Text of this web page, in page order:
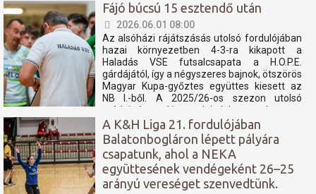
tabella második helyén álló fővárosi
együttessel....
Fájó búcsú 15 esztendő után
2026.06.01 08:00
Az alsóházi rájátszásás utolsó fordulójában
hazai környezetben 4-3-ra kikapott a
Haladás VSE futsalcsapata a H.O.P.E.
gárdájától, így a négyszeres bajnok, ötszörös
Magyar Kupa-győztes együttes kiesett az
NB I.-ből. A 2025/26-os szezon utolsó
mérkőzése előtt tudni lehetett, hogy a
Haladás számára még...
A K&H Liga 21. fordulójában
Balatonbogláron lépett pályára
csapatunk, ahol a NEKA
együttesének vendégeként 26–25
arányú vereséget szenvedtünk.